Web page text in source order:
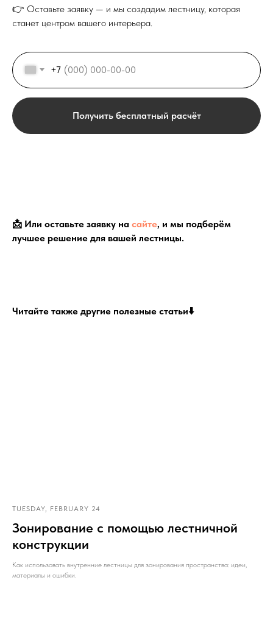
👉 Оставьте заявку — и мы создадим лестницу, которая
станет центром вашего интерьера.
+7
Получить бесплатный расчёт
📩 Или оставьте заявку на сайте, и мы подберём
лучшее решение для вашей лестницы.
Читайте также другие полезные статьи⬇️
TUESDAY, FEBRUARY 24
Зонирование с помощью лестничной
конструкции
Как использовать внутренние лестницы для зонирования пространства: идеи,
материалы и ошибки.